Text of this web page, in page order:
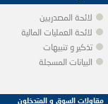
لائحة المصدريين
لائحة العمليات المالية
تذكير و تنبيهات
البيانات المسجلة
مقاولات السوق و المتدخلون